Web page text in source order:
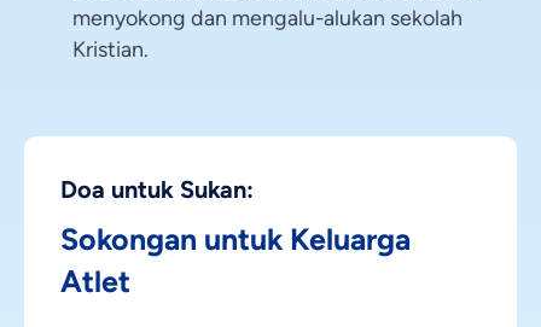
menyokong dan mengalu-alukan sekolah
Kristian.
Doa untuk Sukan:
Sokongan untuk Keluarga
Atlet